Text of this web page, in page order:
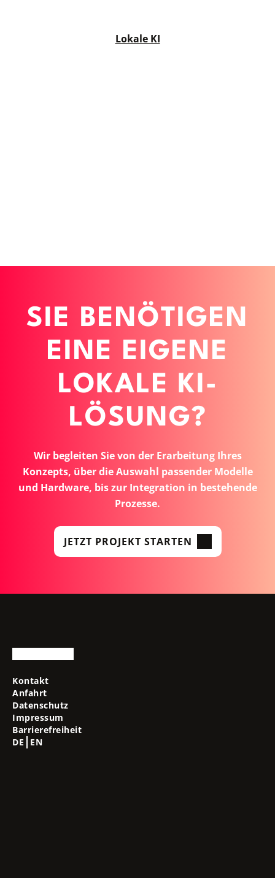
Lokale KI
SIE BENÖTIGEN
EINE EIGENE
LOKALE KI-
LÖSUNG?
Wir begleiten Sie von der Erarbeitung Ihres
Konzepts, über die Auswahl passender Modelle
und Hardware, bis zur Integration in bestehende
Prozesse.
JETZT PROJEKT STARTEN
Kontakt
Anfahrt
Datenschutz
Impressum
Barrierefreiheit
DE
EN